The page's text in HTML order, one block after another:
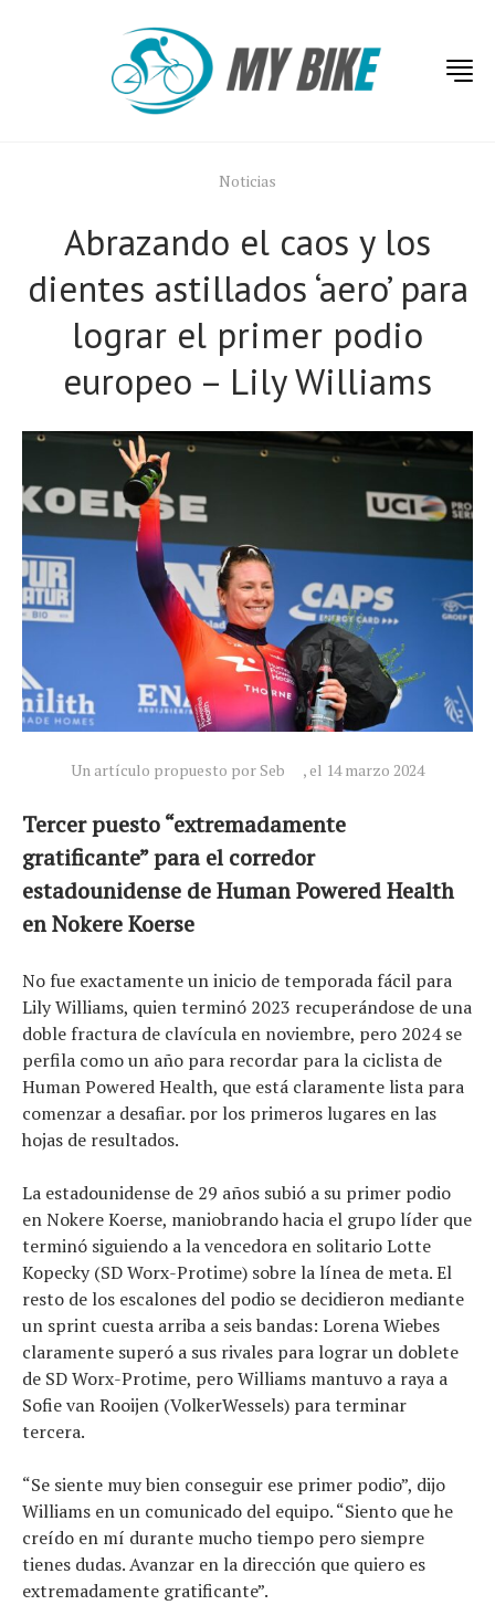
Noticias
Abrazando el caos y los
dientes astillados ‘aero’ para
lograr el primer podio
europeo – Lily Williams
Un artículo propuesto por Seb , el 14 marzo 2024
Tercer puesto “extremadamente
gratificante” para el corredor
estadounidense de Human Powered Health
en Nokere Koerse
No fue exactamente un inicio de temporada fácil para
Lily Williams, quien terminó 2023 recuperándose de una
doble fractura de clavícula en noviembre, pero 2024 se
perfila como un año para recordar para la ciclista de
Human Powered Health, que está claramente lista para
comenzar a desafiar. por los primeros lugares en las
hojas de resultados.
La estadounidense de 29 años subió a su primer podio
en Nokere Koerse, maniobrando hacia el grupo líder que
terminó siguiendo a la vencedora en solitario Lotte
Kopecky (SD Worx-Protime) sobre la línea de meta. El
resto de los escalones del podio se decidieron mediante
un sprint cuesta arriba a seis bandas: Lorena Wiebes
claramente superó a sus rivales para lograr un doblete
de SD Worx-Protime, pero Williams mantuvo a raya a
Sofie van Rooijen (VolkerWessels) para terminar
tercera.
“Se siente muy bien conseguir ese primer podio”, dijo
Williams en un comunicado del equipo. “Siento que he
creído en mí durante mucho tiempo pero siempre
tienes dudas. Avanzar en la dirección que quiero es
extremadamente gratificante”.
Noticias
Tecnologías
Revisión de productos
Consejo
Artículos
El equipo